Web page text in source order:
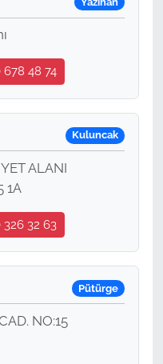
678 48 74
Kuluncak
ALANI
1A
326 32 63
Pütürge
NO:15